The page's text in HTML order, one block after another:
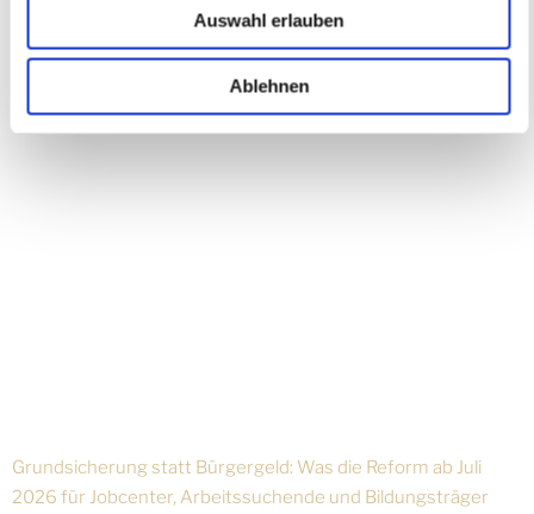
Auswahl erlauben
Ablehnen
Jetzt ist der richtige Zeitpunkt, Maßnahmen neu zu bewerten.
Weiterlesen »
Grundsicherung statt Bürgergeld: Was die Reform ab Juli
2026 für Jobcenter, Arbeitssuchende und Bildungsträger